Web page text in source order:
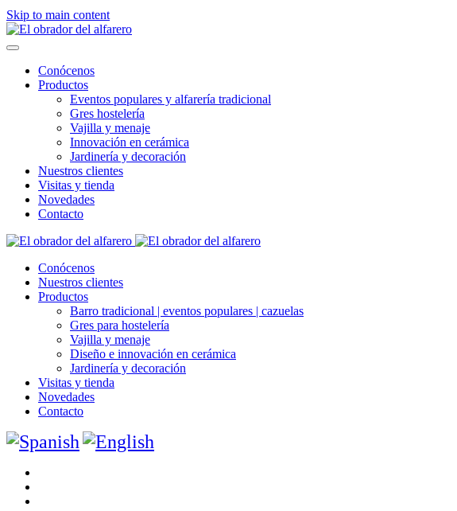
Skip to main content
Conócenos
Productos
Eventos populares y alfarería tradicional
Gres hostelería
Vajilla y menaje
Innovación en cerámica
Jardinería y decoración
Nuestros clientes
Visitas y tienda
Novedades
Contacto
Conócenos
Nuestros clientes
Productos
Barro tradicional | eventos populares | cazuelas
Gres para hostelería
Vajilla y menaje
Diseño e innovación en cerámica
Jardinería y decoración
Visitas y tienda
Novedades
Contacto